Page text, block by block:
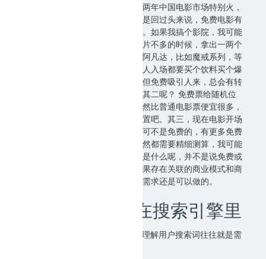
那比如说，这几天我就在想，最近两年中国电影市场特别火，
打击盗版的工作还是卓有成效，但是回过头来说，免费电影有
没有机会呢？我想了想还真有可能。如果我搞个影院，我可能
就会这样操作，在淡季，也就是大片不多的时候，拿出一两个
厅，搞一些经典电影的回放，比如阿凡达，比如魔戒系列，等
等，就开免费场循环放，但是很多人入场都要买个饮料买个爆
米花吧，虽然不能说所有人都买，但免费吸引人来，总会有转
化吧，这不就是生意么？此其一，其二呢？ 免费票给随机位
置，如果想选座需要出选座费，当然比普通电影票便宜很多，
你说一对情侣过去怎么也要选个位置吧。其三，现在电影开场
十多分钟广告，对广告主来说，这可不是免费的，有更多免费
用户这广告费也是收入吧，这些当然都需要精细测算，我可能
也会有些一厢情愿，不过想说明的是什么呢，并不是说免费或
者说低于成本价格就是伪需求，如果存在关联的商业模式和商
业行为，其实很多看上去不合理的需求还是可以做的。
4、需求往往藏在搜索引擎里
以前讲过SEO的三重境界，提过，理解用户搜索词往往就是需